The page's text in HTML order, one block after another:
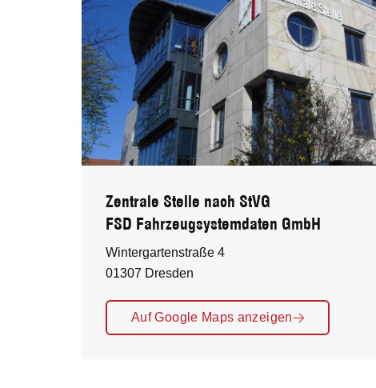
Zentrale Stelle nach StVG
FSD Fahrzeugsystemdaten GmbH
Wintergartenstraße 4
01307 Dresden
Auf Google Maps anzeigen